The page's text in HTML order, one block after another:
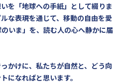
を「地球への手紙」として綴りま
な表現を通じて、移動の自由を愛
いま」を、読む人の心へ静かに届
かけに、私たちが自然と、どう向
になればと思います。